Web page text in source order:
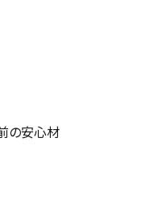
の安心材